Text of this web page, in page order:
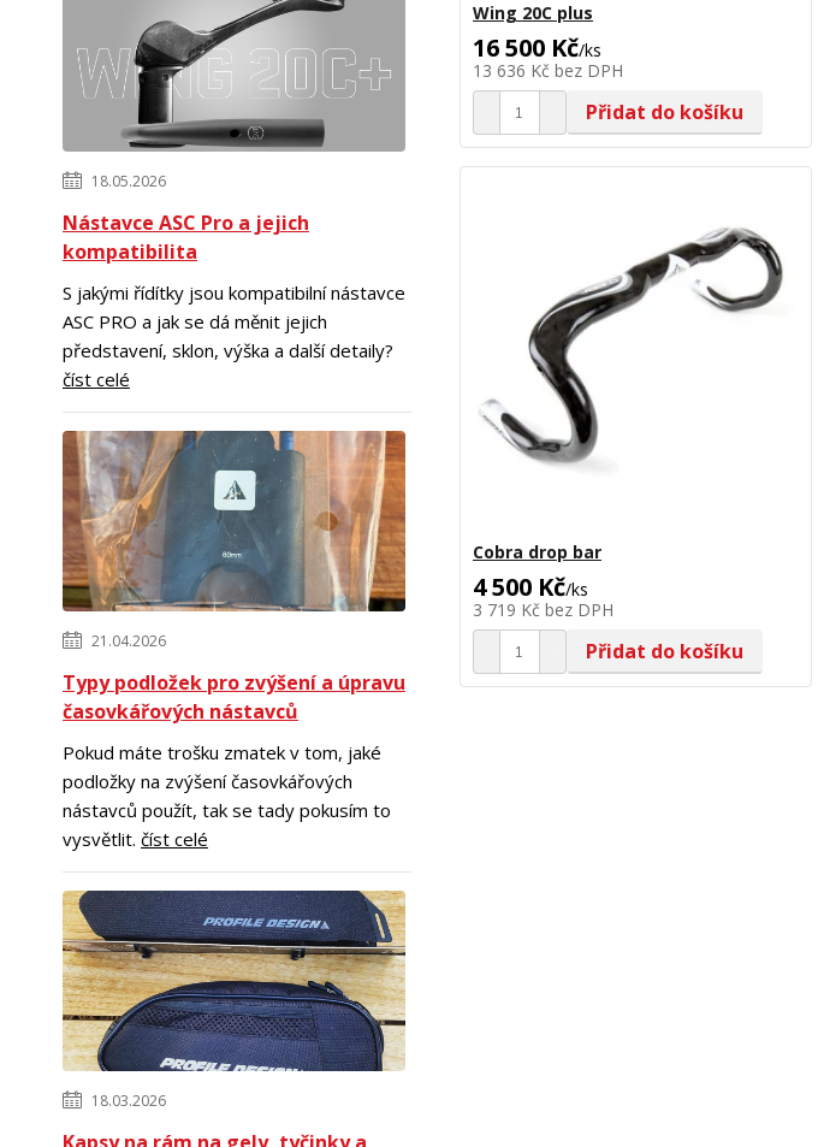
18.05.2026
Nástavce ASC Pro a jejich
kompatibilita
S jakými řídítky jsou kompatibilní nástavce
ASC PRO a jak se dá měnit jejich
představení, sklon, výška a další detaily?
číst celé
21.04.2026
Typy podložek pro zvýšení a úpravu
časovkářových nástavců
Pokud máte trošku zmatek v tom, jaké
podložky na zvýšení časovkářových
nástavců použít, tak se tady pokusím to
vysvětlit. číst celé
18.03.2026
Wing 20C plus
16 500 Kč/ks
13 636 Kč bez DPH
Přidat do košíku
Cobra drop bar
4 500 Kč/ks
3 719 Kč bez DPH
Přidat do košíku